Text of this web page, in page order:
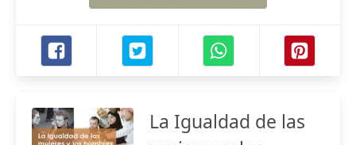
La Igualdad de las